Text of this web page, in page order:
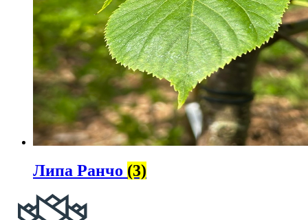
Липа Ранчо (3)